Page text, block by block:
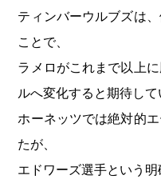
ティンバーウルブズは
ことで、
ラメロがこれまで以上
ルへ変化すると期待して
ホーネッツでは絶対的
たが、
エドワーズ選手という明